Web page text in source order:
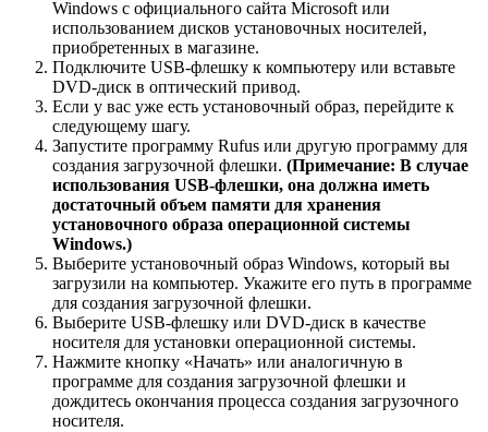
Windows с официального сайта Microsoft или
использованием дисков установочных носителей,
приобретенных в магазине.
Подключите USB-флешку к компьютеру или вставьте
DVD-диск в оптический привод.
Если у вас уже есть установочный образ, перейдите к
следующему шагу.
Запустите программу Rufus или другую программу для
создания загрузочной флешки. (Примечание: В случае
использования USB-флешки, она должна иметь
достаточный объем памяти для хранения
установочного образа операционной системы
Windows.)
Выберите установочный образ Windows, который вы
загрузили на компьютер. Укажите его путь в программе
для создания загрузочной флешки.
Выберите USB-флешку или DVD-диск в качестве
носителя для установки операционной системы.
Нажмите кнопку «Начать» или аналогичную в
программе для создания загрузочной флешки и
дождитесь окончания процесса создания загрузочного
носителя.